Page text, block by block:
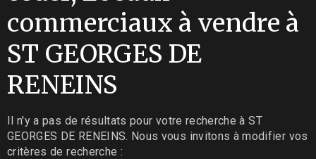
commerciaux à vendre à
ST GEORGES DE
RENEINS
Il n'y a pas de résultats pour votre recherche à ST
GEORGES DE RENEINS. Nous vous invitons à modifier vos
critères de recherche :